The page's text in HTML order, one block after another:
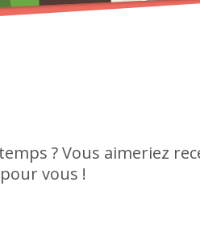
? Vous aimeriez
vous !